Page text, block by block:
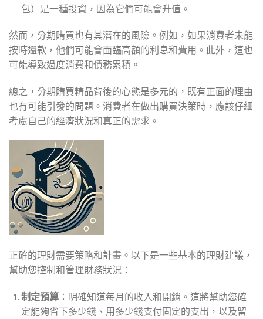
包）是一種投資，因為它們可能會升值。
然而，分期購買也有其潛在的風險。例如，如果消費者未能
按時還款，他們可能會面臨高額的利息和費用。此外，這也
可能導致過度消費和債務累積。
總之，分期購買精品背後的心態是多元的，既有正面的理由
也有可能引發的問題。消費者在做出購買決策時，應該仔細
考慮自己的經濟狀況和真正的需求。
正確的理財需要策略和計畫。以下是一些基本的理財建議，
幫助您控制和管理財務狀況：
制定預算：明確知道每月的收入和開銷。這將幫助您確
定能夠省下多少錢、用多少錢支付固定的支出，以及留